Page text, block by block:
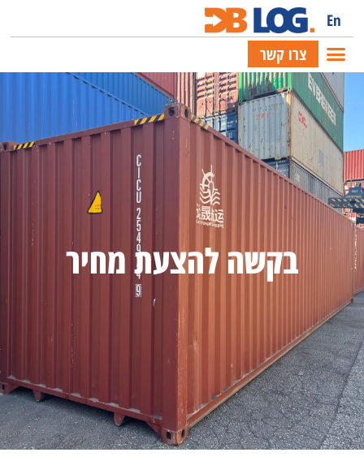
En
צרו קשר
בקשה להצעת מחיר